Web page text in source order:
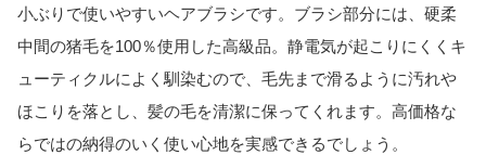
小ぶりで使いやすいヘアブラシです。ブラシ部分には、硬柔
中間の猪毛を100％使用した高級品。静電気が起こりにくくキ
ューティクルによく馴染むので、毛先まで滑るように汚れや
ほこりを落とし、髪の毛を清潔に保ってくれます。高価格な
らではの納得のいく使い心地を実感できるでしょう。